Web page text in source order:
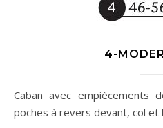
4-
Caban avec empiècements dos, manches en 2 pièces,
poches à revers devant, col